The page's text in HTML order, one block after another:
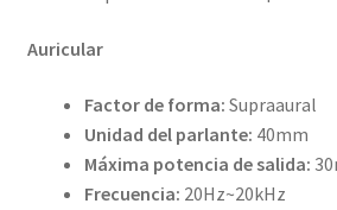
Auricular
Factor de forma: Supraaural
Unidad del parlante: 40mm
Máxima potencia de salida:
Frecuencia: 20Hz~20kHz